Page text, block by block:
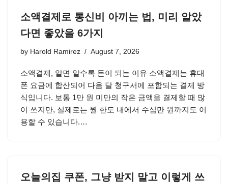
소액결제로 통신비 아끼는 법, 미리 알았
다면 좋았을 6가지
by Harold Ramirez August 7, 2026
소액결제, 알면 알수록 돈이 되는 이유 소액결제는 휴대
폰 요금에 합산되어 다음 달 청구서에 포함되는 결제 방
식입니다. 보통 1만 원 미만의 작은 금액을 결제할 때 많
이 쓰지만, 실제로는 월 한도 내에서 수십만 원까지도 이
용할 수 있습니다.…
오늘의집 쿠폰, 그냥 받지 말고 이렇게 쓰